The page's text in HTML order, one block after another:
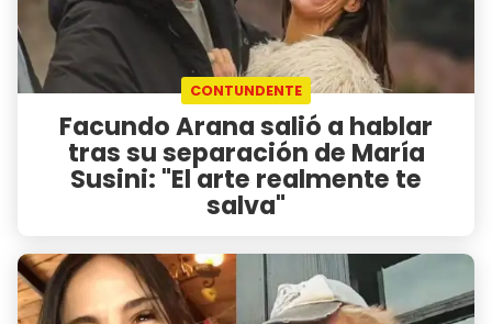
CONTUNDENTE
Facundo Arana salió a hablar
tras su separación de María
Susini: "El arte realmente te
salva"